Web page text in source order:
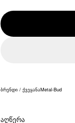
ბრენდი / ქვეყანაMetal-Bud
აღწერა